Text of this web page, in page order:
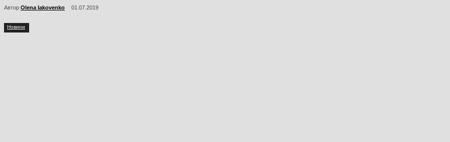
Автор Olena Iakovenko 01.07.2019
Новини